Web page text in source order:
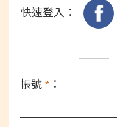
快速登入：
帳號 * ：